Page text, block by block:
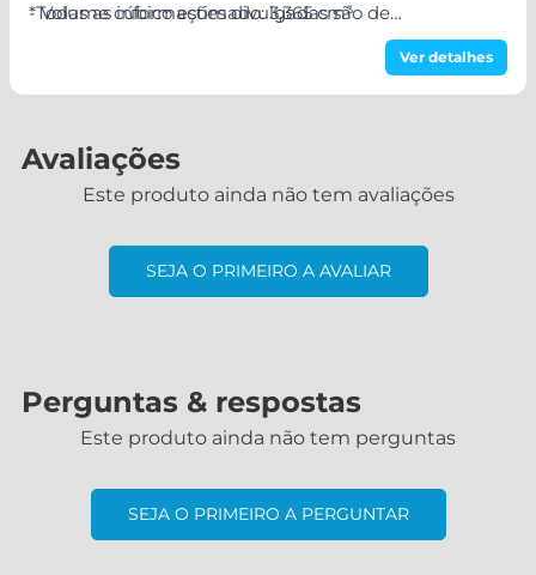
Ver detalhes
- Volume cúbico estimado: 3,365 cm³
*Todas as informações divulgadas são de
responsabilidade do Fabricante/Fornecedor!
Avaliações
Este produto ainda não tem avaliações
SEJA O PRIMEIRO A AVALIAR
Perguntas & respostas
Este produto ainda não tem perguntas
SEJA O PRIMEIRO A PERGUNTAR